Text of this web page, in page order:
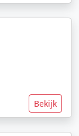
Bekijk